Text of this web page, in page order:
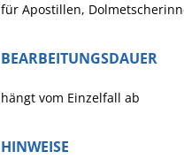
für Apostillen,
BEARBEITUNGSDAUER
hängt vom Einzelfall ab
HINWEISE